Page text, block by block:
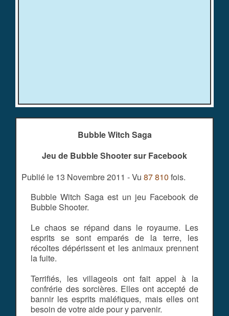
Bubble Witch Saga
Jeu de Bubble Shooter sur Facebook
Publié le 13 Novembre 2011 - Vu 87 810 fois.
Bubble Witch Saga est un jeu Facebook de
Bubble Shooter.
Le chaos se répand dans le royaume. Les
esprits se sont emparés de la terre, les
récoltes dépérissent et les animaux prennent
la fuite.
Terrifiés, les villageois ont fait appel à la
confrérie des sorcières. Elles ont accepté de
bannir les esprits maléfiques, mais elles ont
besoin de votre aide pour y parvenir.